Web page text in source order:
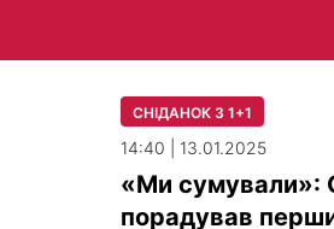
СНІДАНОК З 1+1
14:40 | 13.01.2025
«Ми сумували»:
порадував